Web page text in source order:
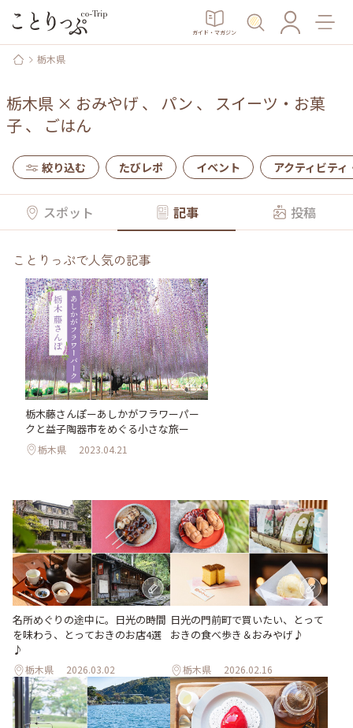
ガイド・マガジン
栃木県
栃木県 × おみやげ 、 パン 、 スイーツ・お菓
子、 ごはん
絞り込む たびレポ イベント アクティビティ
スポット 記事 投稿
ことりっぷで人気の記事
栃木藤さんぽーあしかがフラワーパー
クと益子陶器市をめぐる小さな旅ー
栃木県 2023.04.21
名所めぐりの途中に。日光の時間
を味わう、とっておきのお店4選
♪
栃木県 2026.03.02
日光の門前町で買いたい、とって
おきの食べ歩き＆おみやげ♪
栃木県 2026.02.16